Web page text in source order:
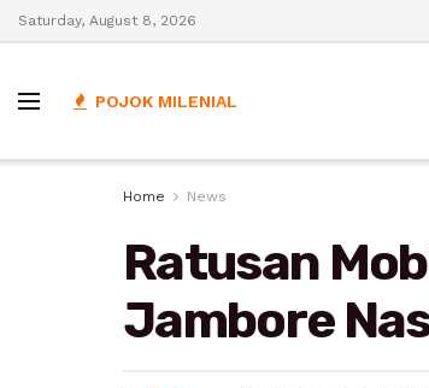
Saturday, August 8, 2026
POJOK MILENIAL
Home News
Ratusan
Jambore